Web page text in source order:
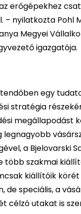
erőgépekhez
– nyilatkozta Pohl
Megyei
igazgatója.
egy
stratégia
megállapodást
legnagyobb
a Bjelovarski
több szakmai
kiállítóik
de speciális, a
célzó utakat is